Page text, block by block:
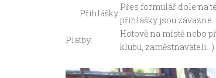
Přihlášky:
Přes formulář dole na
přihlášky jsou závazné.
Platby:
Hotově na místě nebo
klubu, zaměstnavateli…)